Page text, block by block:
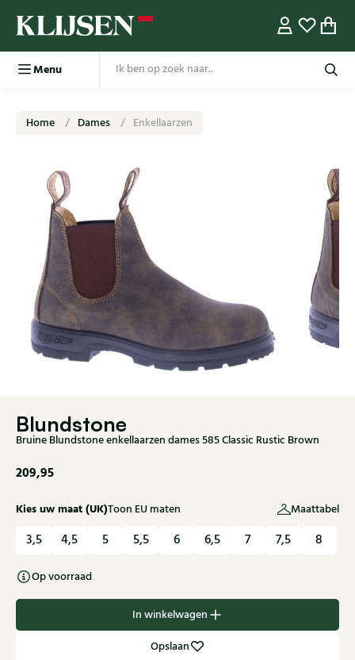
Menu
Home Dames Enkellaarzen
Blundstone
Bruine Blundstone enkellaarzen dames 585 Classic Rustic Brown
209,95
Kies uw maat (UK)Toon EU maten Maattabel
3,5 4,5 5 5,5 6 6,5 7 7,5 8
Op voorraad
In winkelwagen
Opslaan